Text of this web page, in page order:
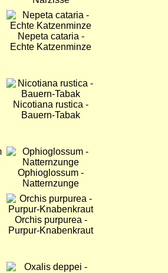
Bild
Nepeta cataria -
Echte Katzenminze
Bild
Nicotiana rustica -
Bauern-Tabak
Bild
Ophioglossum -
Natternzunge
Bild
Orchis purpurea -
Purpur-Knabenkraut
Bild